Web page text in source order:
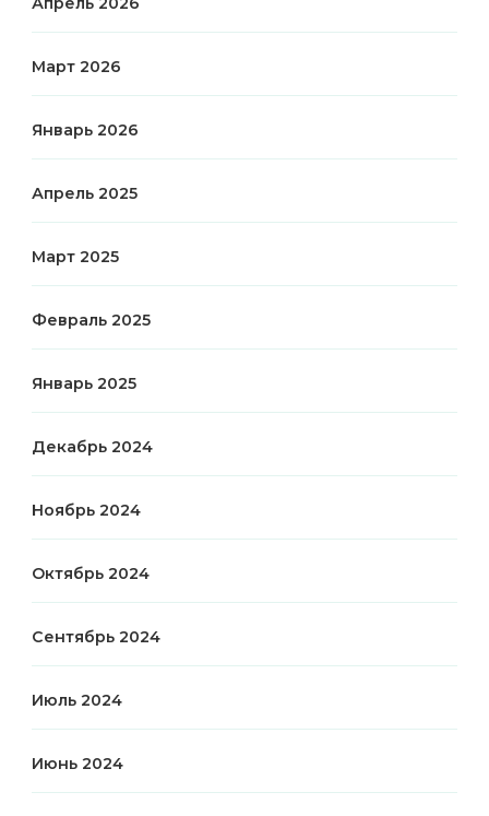
Март 2026
Январь 2026
Апрель 2025
Март 2025
Февраль 2025
Январь 2025
Декабрь 2024
Ноябрь 2024
Октябрь 2024
Сентябрь 2024
Июль 2024
Июнь 2024